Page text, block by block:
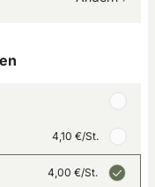
4,10 €/St.
4,00 €/St.